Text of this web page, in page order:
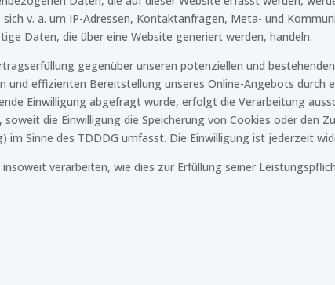
v. a. um IP-Adressen, Kontaktanfragen, Meta- und
Daten, die über eine Website generiert werden, handeln.
gegenüber unseren potenziellen und
und effizienten Bereitstellung unseres Online-Angebots durch
Einwilligung abgefragt wurde, erfolgt die Verarbeitung
soweit die Einwilligung die Speicherung von Cookies oder den
im Sinne des TDDDG umfasst. Die Einwilligung ist jederzeit
verarbeiten, wie dies zur Erfüllung seiner